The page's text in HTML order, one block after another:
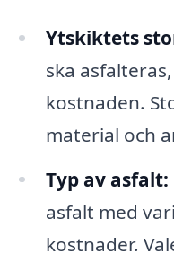
Ytskiktets
ska
kostnaden.
material och
Typ av asfalt:
asfalt med
kostnader.